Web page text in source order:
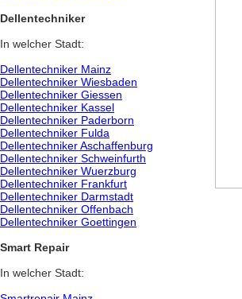
Dellentechniker
In welcher Stadt:
Dellentechniker Mainz
Dellentechniker Wiesbaden
Dellentechniker Giessen
Dellentechniker Kassel
Dellentechniker Paderborn
Dellentechniker Fulda
Dellentechniker Aschaffenburg
Dellentechniker Schweinfurth
Dellentechniker Wuerzburg
Dellentechniker Frankfurt
Dellentechniker Darmstadt
Dellentechniker Offenbach
Dellentechniker Goettingen
Smart Repair
In welcher Stadt: